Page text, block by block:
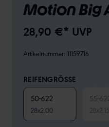
Motion Big
28,90 €* UVP
Artikelnummer: 11159716
REIFENGRÖSSE
50-622
28x2.00
55-
28x2.15